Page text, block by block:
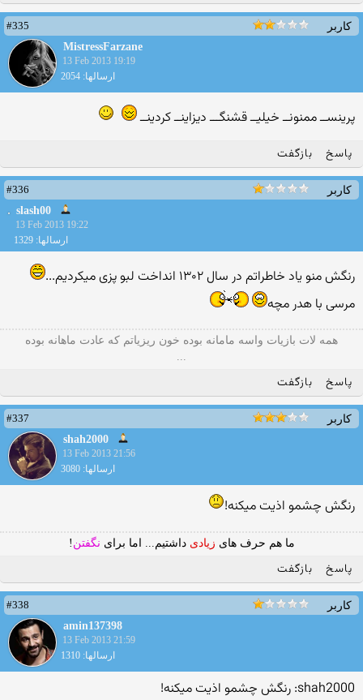
کاربر
#335
MistressFarzane
13 Feb 2013 19:19
ارسالها: 2054
پرینســ ممنونــ خیلیــ قشنگـــ دیزاینــ کردینــ
پاسخ بازگفت
کاربر
#336
slash00
13 Feb 2013 19:22
ارسالها: 1329
رنگش منو یاد خاطراتم در سال ۱۳۰۲ انداخت لبو پزی میکردیم...
مرسی با هدر مچه
همه لات بازیات واسه مامانه بوده خون ریزیاتم که عادت ماهانه بوده
...
پاسخ بازگفت
کاربر
#337
shah2000
13 Feb 2013 21:56
ارسالها: 3080
رنگش چشمو اذیت میکنه!
ما هم حرف های زیادی داشتیم... اما برای نگفتن !
پاسخ بازگفت
کاربر
#338
amin137398
13 Feb 2013 21:59
ارسالها: 1310
shah2000: رنگش چشمو اذیت میکنه!